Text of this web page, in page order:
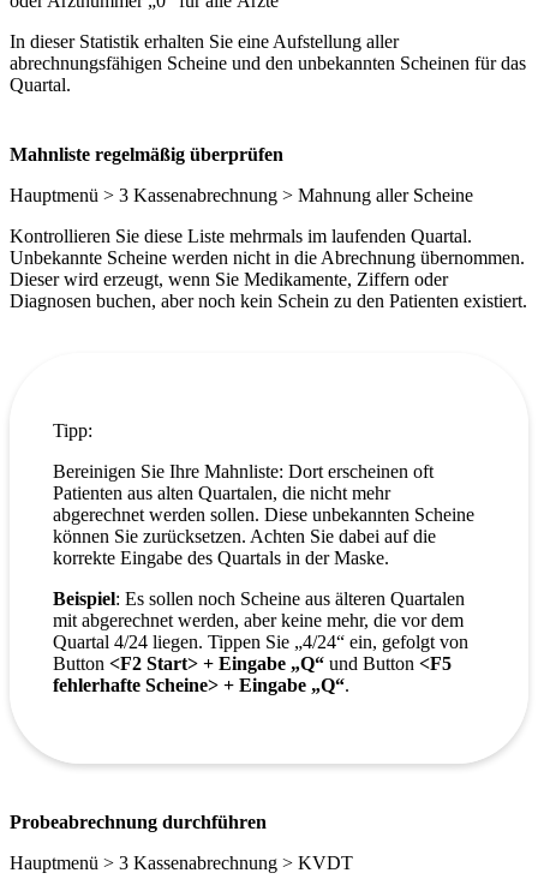
In dieser Statistik erhalten Sie eine Aufstellung aller
abrechnungsfähigen Scheine und den unbekannten Scheinen für das
Quartal.
Mahnliste regelmäßig überprüfen
Hauptmenü > 3 Kassenabrechnung > Mahnung aller Scheine
Kontrollieren Sie diese Liste mehrmals im laufenden Quartal.
Unbekannte Scheine werden nicht in die Abrechnung übernommen.
Dieser wird erzeugt, wenn Sie Medikamente, Ziffern oder
Diagnosen buchen, aber noch kein Schein zu den Patienten existiert.
Tipp:
Bereinigen Sie Ihre Mahnliste: Dort erscheinen oft
Patienten aus alten Quartalen, die nicht mehr
abgerechnet werden sollen. Diese unbekannten Scheine
können Sie zurücksetzen. Achten Sie dabei auf die
korrekte Eingabe des Quartals in der Maske.
Beispiel: Es sollen noch Scheine aus älteren Quartalen
mit abgerechnet werden, aber keine mehr, die vor dem
Quartal 4/24 liegen. Tippen Sie „4/24“ ein, gefolgt von
Button <F2 Start> + Eingabe „Q“ und Button <F5
fehlerhafte Scheine> + Eingabe „Q“.
Probeabrechnung durchführen
Hauptmenü > 3 Kassenabrechnung > KVDT